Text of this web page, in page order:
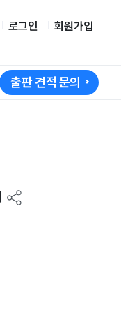
로그인 회원가입
출판 견적 문의